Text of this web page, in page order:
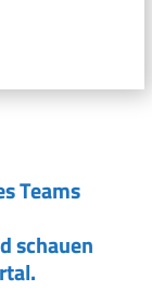
Teams
schauen